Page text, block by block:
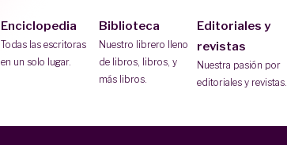
Enciclopedia
Todas las escritoras
en un solo lugar.
Biblioteca
Nuestro librero lleno
de libros, libros, y
más libros.
Editoriales y
revistas
Nuestra pasión por
editoriales y revistas.